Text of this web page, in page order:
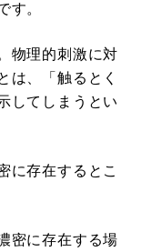
す。
物理的刺激に対
は、「触るとく
してしまうとい
に存在するとこ
密に存在する場